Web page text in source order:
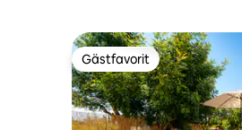
Gästfavorit
Gästfavorit